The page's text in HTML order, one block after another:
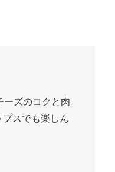
ーズのコクと肉
スでも楽しん